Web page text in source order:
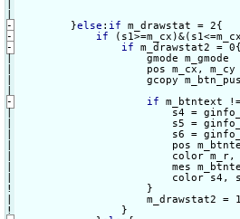
-
-
-
|
-
|
!
!
}else : if
m_drawstat = 2{
if
if
m_drawstat2 =
                    gmode m_gmode
                    pos m_cx, m_cy
gcopy
if
m_btntext
s4 =
s5 =
s6 =
pos
color m_r,
mes
color s4,
}
}